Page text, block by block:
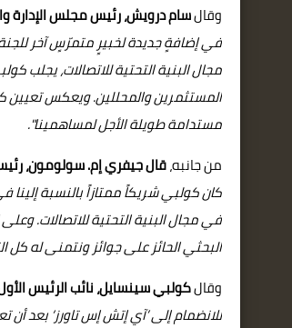
وقالسام درويش، رئيس مجلس الإدارة
في إضافةٍ جديدة لخبيرٍ متمرّسٍ آخر
مجال البنية التحتية للاتصالات،
المستثمرين والمحللين. ويعكس تعيين
مستدامة طويلة الأجل لمساهمينا".
من جانبه،قال جيفري إم. سولومون،
كان كولبي شريكاً ممتازاً بالنسبة
في مجال البنية التحتية للاتصالات.
البحثي الحائز على جوائز ونتمنى له كل
وقالكولبي سينسايل، نائب الرئيس
للانضمام إلى ’آي إتش إس تاورز‘ بعد أن